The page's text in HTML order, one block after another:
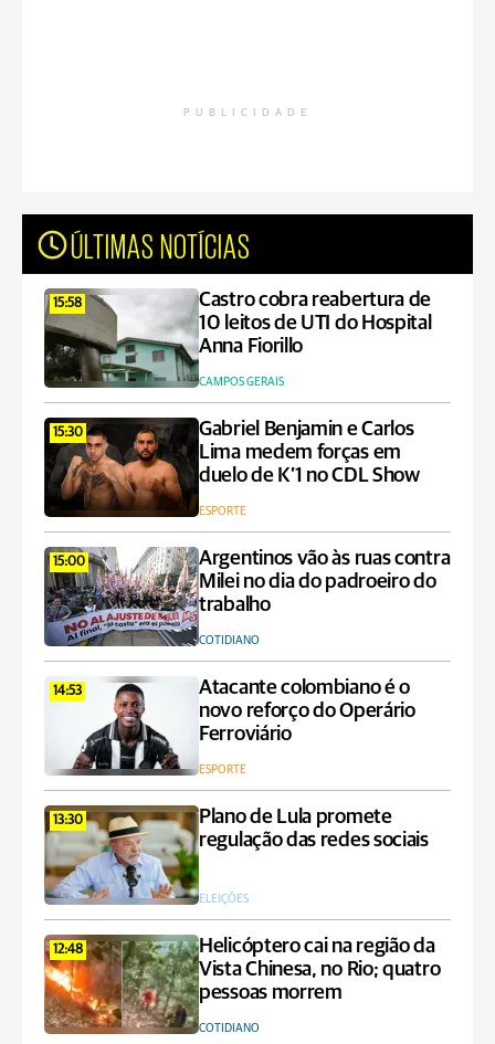
PUBLICIDADE
ÚLTIMAS NOTÍCIAS
15:58
Castro cobra reabertura de
10 leitos de UTI do Hospital
Anna Fiorillo
CAMPOS GERAIS
15:30
Gabriel Benjamin e Carlos
Lima medem forças em
duelo de K’1 no CDL Show
ESPORTE
15:00
Argentinos vão às ruas contra
Milei no dia do padroeiro do
trabalho
COTIDIANO
14:53
Atacante colombiano é o
novo reforço do Operário
Ferroviário
ESPORTE
13:30
Plano de Lula promete
regulação das redes sociais
ELEIÇÕES
12:48
Helicóptero cai na região da
Vista Chinesa, no Rio; quatro
pessoas morrem
COTIDIANO